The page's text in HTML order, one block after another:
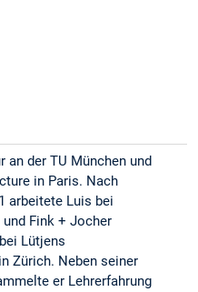
der TU München und
in Paris. Nach
arbeitete Luis bei
Fink + Jocher
Lütjens
Zürich. Neben seiner
er Lehrerfahrung